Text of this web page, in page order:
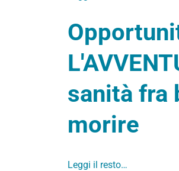
sanità fra
morire
Leggi il resto…